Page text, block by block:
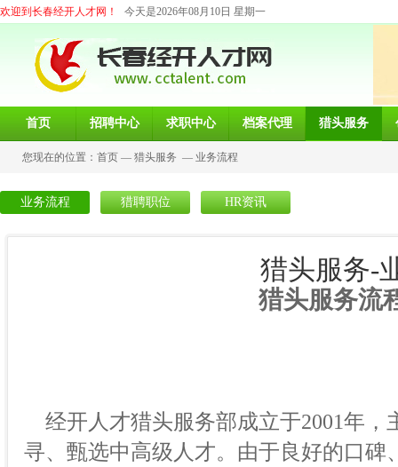
欢迎到长春经开人才网！ 今天是2026年08月10日 星期一
首页 招聘中心 求职中心 档案代理 猎头服务
您现在的位置： 首页 — 猎头服务 — 业务流程
业务流程 猎聘职位 HR资讯
猎头服务-
猎头服务流
经开人才猎头服务部成立于2001年，
寻、甄选中高级人才。由于良好的口